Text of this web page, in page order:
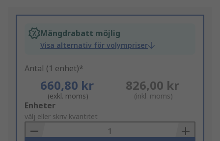
Mängdrabatt möjlig
Visa alternativ för volympriser
Antal (1 enhet)*
660,80 kr
(exkl. moms)
826,00 kr
(inkl. moms)
Add
to
Basket
Enheter
välj eller skriv kvantitet